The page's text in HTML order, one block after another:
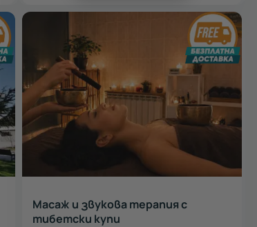
Масаж и звукова терапия с
тибетски купи